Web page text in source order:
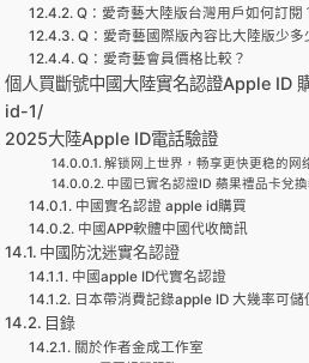
Q：愛奇藝大陸版台灣用戶如何訂閱
Q：愛奇藝國際版內容比大陸版少多
Q：愛奇藝會員價格比較？
個人買斷號中國大陸實名認證Apple
id-1/
2025大陸Apple ID電話驗證
解锁网上世界，畅享更快更稳的
中國已實名認證ID 蘋果禮品卡兌
中國實名認證 apple id購買
中國APP軟體中國代收簡訊
中國防沈迷實名認證
中國apple ID代實名認證
日本帶消費記錄apple ID 大幾率可儲
目錄
關於作者金成工作室